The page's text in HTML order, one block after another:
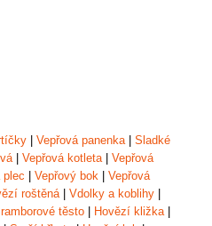
| Vepřová panenka | Sladké
| Vepřová kotleta | Vepřová
plec | Vepřový bok | Vepřová
roštěná | Vdolky a koblihy |
těsto | Hovězí kližka |